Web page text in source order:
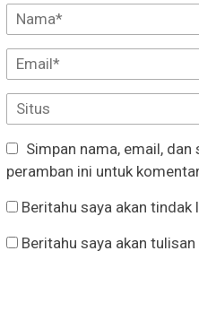
Simpan nama, email,
peramban ini untuk
Beritahu saya akan
Beritahu saya akan